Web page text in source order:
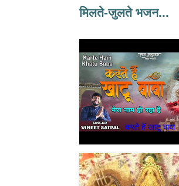
मिलते-जुलते भजन...
करते हैं खाटू बाबा